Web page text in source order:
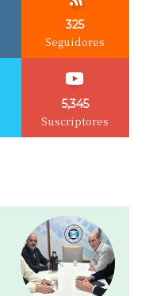
325
Seguidores
5,345
Suscriptores